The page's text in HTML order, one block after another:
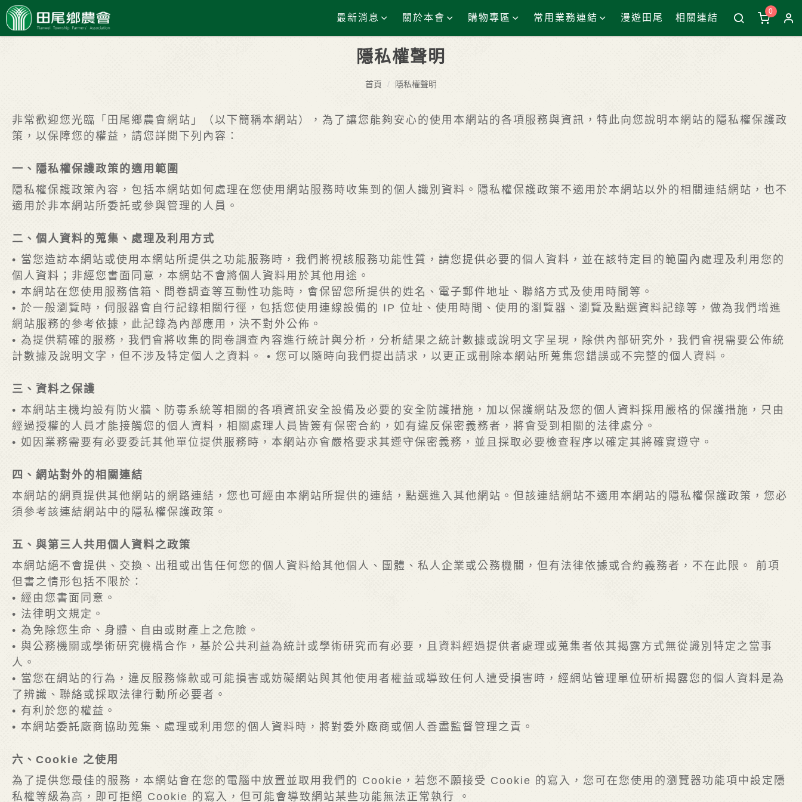
最新消息 關於本會 購物專區 常用業務連結 漫遊田尾 相關連結
0
隱私權聲明
首頁 隱私權聲明
非常歡迎您光臨「田尾鄉農會網站」（以下簡稱本網站），為了讓您能夠安心的使用本網站的各項服務與資訊，特此向您說明本網站的隱私權保護政
策，以保障您的權益，請您詳閱下列內容：
一、隱私權保護政策的適用範圍
隱私權保護政策內容，包括本網站如何處理在您使用網站服務時收集到的個人識別資料。隱私權保護政策不適用於本網站以外的相關連結網站，也不
適用於非本網站所委託或參與管理的人員。
二、個人資料的蒐集、處理及利用方式
• 當您造訪本網站或使用本網站所提供之功能服務時，我們將視該服務功能性質，請您提供必要的個人資料，並在該特定目的範圍內處理及利用您的
個人資料；非經您書面同意，本網站不會將個人資料用於其他用途。
• 本網站在您使用服務信箱、問卷調查等互動性功能時，會保留您所提供的姓名、電子郵件地址、聯絡方式及使用時間等。
• 於一般瀏覽時，伺服器會自行記錄相關行徑，包括您使用連線設備的 IP 位址、使用時間、使用的瀏覽器、瀏覽及點選資料記錄等，做為我們增進
網站服務的參考依據，此記錄為內部應用，決不對外公佈。
• 為提供精確的服務，我們會將收集的問卷調查內容進行統計與分析，分析結果之統計數據或說明文字呈現，除供內部研究外，我們會視需要公佈統
計數據及說明文字，但不涉及特定個人之資料。 • 您可以隨時向我們提出請求，以更正或刪除本網站所蒐集您錯誤或不完整的個人資料。
三、資料之保護
• 本網站主機均設有防火牆、防毒系統等相關的各項資訊安全設備及必要的安全防護措施，加以保護網站及您的個人資料採用嚴格的保護措施，只由
經過授權的人員才能接觸您的個人資料，相關處理人員皆簽有保密合約，如有違反保密義務者，將會受到相關的法律處分。
• 如因業務需要有必要委託其他單位提供服務時，本網站亦會嚴格要求其遵守保密義務，並且採取必要檢查程序以確定其將確實遵守。
四、網站對外的相關連結
本網站的網頁提供其他網站的網路連結，您也可經由本網站所提供的連結，點選進入其他網站。但該連結網站不適用本網站的隱私權保護政策，您必
須參考該連結網站中的隱私權保護政策。
五、與第三人共用個人資料之政策
本網站絕不會提供、交換、出租或出售任何您的個人資料給其他個人、團體、私人企業或公務機關，但有法律依據或合約義務者，不在此限。 前項
但書之情形包括不限於：
• 經由您書面同意。
• 法律明文規定。
• 為免除您生命、身體、自由或財產上之危險。
• 與公務機關或學術研究機構合作，基於公共利益為統計或學術研究而有必要，且資料經過提供者處理或蒐集者依其揭露方式無從識別特定之當事
人。
• 當您在網站的行為，違反服務條款或可能損害或妨礙網站與其他使用者權益或導致任何人遭受損害時，經網站管理單位研析揭露您的個人資料是為
了辨識、聯絡或採取法律行動所必要者。
• 有利於您的權益。
• 本網站委託廠商協助蒐集、處理或利用您的個人資料時，將對委外廠商或個人善盡監督管理之責。
六、Cookie 之使用
為了提供您最佳的服務，本網站會在您的電腦中放置並取用我們的 Cookie，若您不願接受 Cookie 的寫入，您可在您使用的瀏覽器功能項中設定隱
私權等級為高，即可拒絕 Cookie 的寫入，但可能會導致網站某些功能無法正常執行 。